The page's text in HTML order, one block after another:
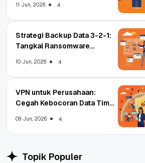
11 Jun, 2026 4
Strategi Backup Data 3-2-1:
Tangkal Ransomware
10 Jun, 2026 4
VPN untuk Perusahaan:
Cegah Kebocoran Data Tim
09 Jun, 2026 4
Topik Populer